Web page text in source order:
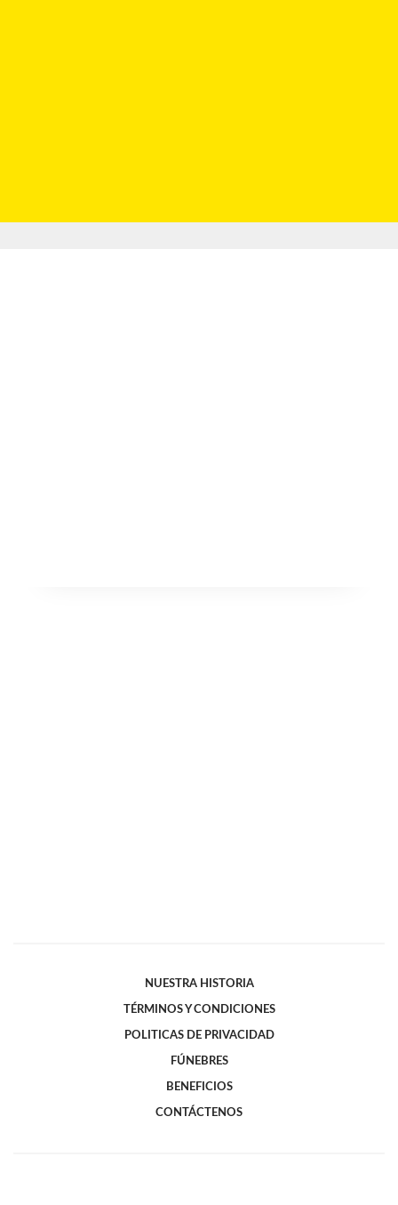
NUESTRA HISTORIA
TÉRMINOS Y CONDICIONES
POLITICAS DE PRIVACIDAD
FÚNEBRES
BENEFICIOS
CONTÁCTENOS